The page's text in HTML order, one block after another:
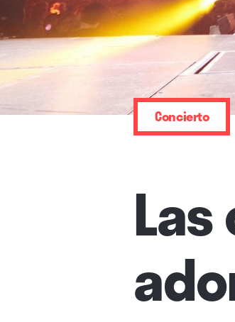
Concierto
Las